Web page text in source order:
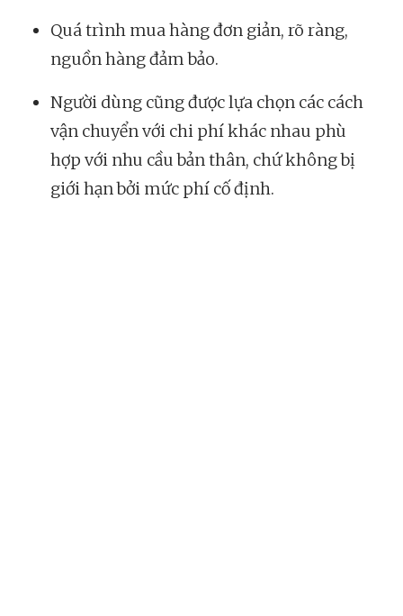
Quá trình mua hàng đơn giản, rõ ràng,
nguồn hàng đảm bảo.
Người dùng cũng được lựa chọn các cách
vận chuyển với chi phí khác nhau phù
hợp với nhu cầu bản thân, chứ không bị
giới hạn bởi mức phí cố định.